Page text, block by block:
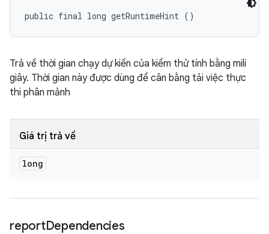
public final long getRuntimeHint ()
Trả về thời gian chạy dự kiến của kiểm thử tính bằng mili
giây. Thời gian này được dùng để cân bằng tải việc thực
thi phân mảnh
Giá trị trả về
long
reportDependencies